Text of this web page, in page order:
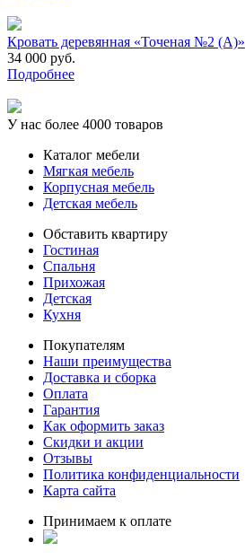
Кровать деревянная «Точеная №2 (А)»
34 000 руб.
Подробнее
У нас более 4000 товаров
Каталог мебели
Мягкая мебель
Корпусная мебель
Детская мебель
Обставить квартиру
Гостиная
Спальня
Прихожая
Детская
Кухня
Покупателям
Наши преимущества
Доставка и сборка
Оплата
Гарантия
Как оформить заказ
Скидки и акции
Отзывы
Политика конфиденциальности
Карта сайта
Принимаем к оплате